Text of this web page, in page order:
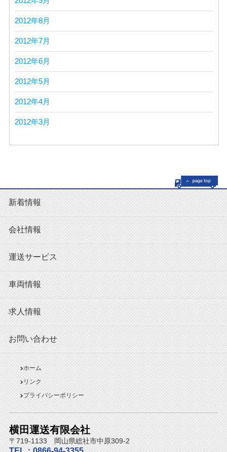
2012年8月
2012年7月
2012年6月
2012年5月
2012年4月
2012年3月
新着情報
会社情報
運送サービス
車両情報
求人情報
お問い合わせ
ホーム
リンク
プライバシーポリシー
横田運送有限会社
〒719-1133 岡山県総社市中原309-2